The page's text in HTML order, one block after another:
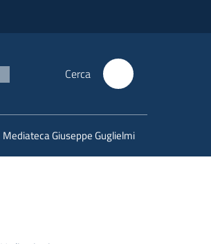
Cerca
Mediateca Giuseppe Guglielmi